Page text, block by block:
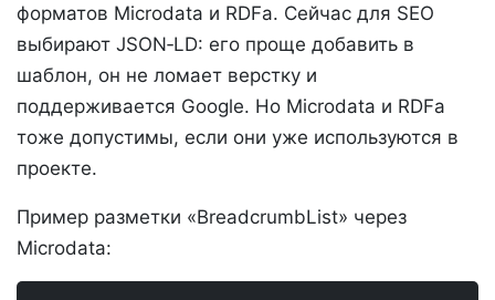
форматов Microdata и RDFa. Сейчас для SEO
выбирают JSON‑LD: его проще добавить в
шаблон, он не ломает верстку и
поддерживается Google. Но Microdata и RDFa
тоже допустимы, если они уже используются в
проекте.
Пример разметки «BreadcrumbList» через
Microdata: